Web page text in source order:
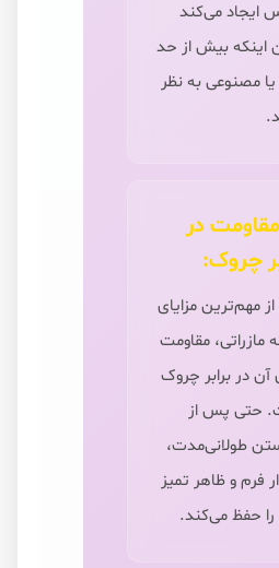
ایجاد می‌کند
اینکه بیش از حد
یا مصنوعی به نظر
در
چروک:
مهم‌ترین مزایای
مازراتی، مقاومت
آن در برابر چروک
حتی پس از
طولانی‌مدت،
فرم و ظاهر تمیز
حفظ می‌کند.